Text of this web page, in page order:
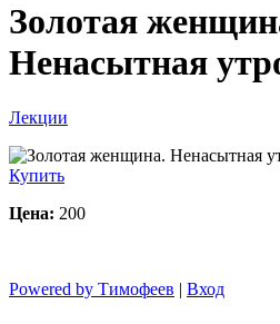
Золотая
Ненасытная
Лекции
Купить
Цена: 200
Powered by Тимофеев | Вход